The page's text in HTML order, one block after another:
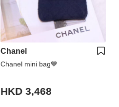
Chanel
Chanel mini bag💙
HKD 3,468